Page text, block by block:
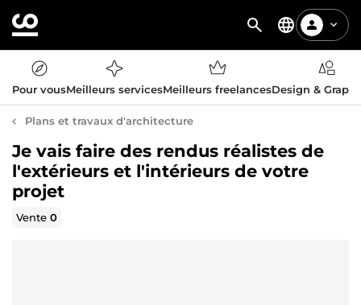
Pour vousMeilleurs servicesMeilleurs freelancesDesign &
Plans et travaux d'architecture
Je vais faire des rendus réalistes de
l'extérieurs et l'intérieurs de votre
projet
Vente0